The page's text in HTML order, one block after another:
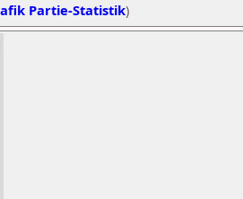
Partie-Statistik)